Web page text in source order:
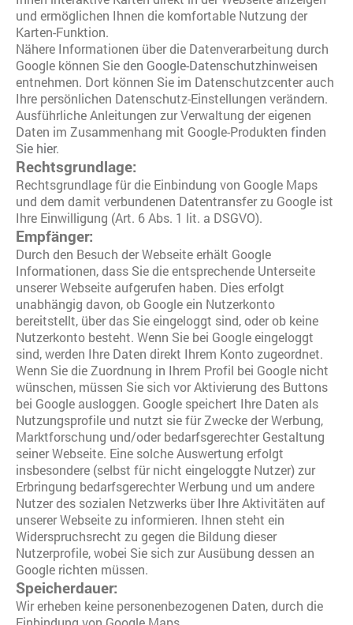
und ermöglichen Ihnen die komfortable Nutzung der
Karten-Funktion.
Nähere Informationen über die Datenverarbeitung durch
Google können Sieden Google-Datenschutzhinweisen
entnehmen. Dort können Sie im Datenschutzcenter auch
Ihre persönlichen Datenschutz-Einstellungen verändern.
Ausführliche Anleitungen zur Verwaltung der eigenen
Daten im Zusammenhang mit Google-Produkten finden
Sie hier.
Rechtsgrundlage:
Rechtsgrundlage für die Einbindung von Google Maps
und dem damit verbundenen Datentransfer zu Google ist
Ihre Einwilligung (Art. 6 Abs. 1 lit. a DSGVO).
Empfänger:
Durch den Besuch der Webseite erhält Google
Informationen, dass Sie die entsprechende Unterseite
unserer Webseite aufgerufen haben. Dies erfolgt
unabhängig davon, ob Google ein Nutzerkonto
bereitstellt, über das Sie eingeloggt sind, oder ob keine
Nutzerkonto besteht. Wenn Sie bei Google eingeloggt
sind, werden Ihre Daten direkt Ihrem Konto zugeordnet.
Wenn Sie die Zuordnung in Ihrem Profil bei Google nicht
wünschen, müssen Sie sich vor Aktivierung des Buttons
bei Google ausloggen. Google speichert Ihre Daten als
Nutzungsprofile und nutzt sie für Zwecke der Werbung,
Marktforschung und/oder bedarfsgerechter Gestaltung
seiner Webseite. Eine solche Auswertung erfolgt
insbesondere (selbst für nicht eingeloggte Nutzer) zur
Erbringung bedarfsgerechter Werbung und um andere
Nutzer des sozialen Netzwerks über Ihre Aktivitäten auf
unserer Webseite zu informieren. Ihnen steht ein
Widerspruchsrecht zu gegen die Bildung dieser
Nutzerprofile, wobei Sie sich zur Ausübung dessen an
Google richten müssen.
Speicherdauer:
Wir erheben keine personenbezogenen Daten, durch die